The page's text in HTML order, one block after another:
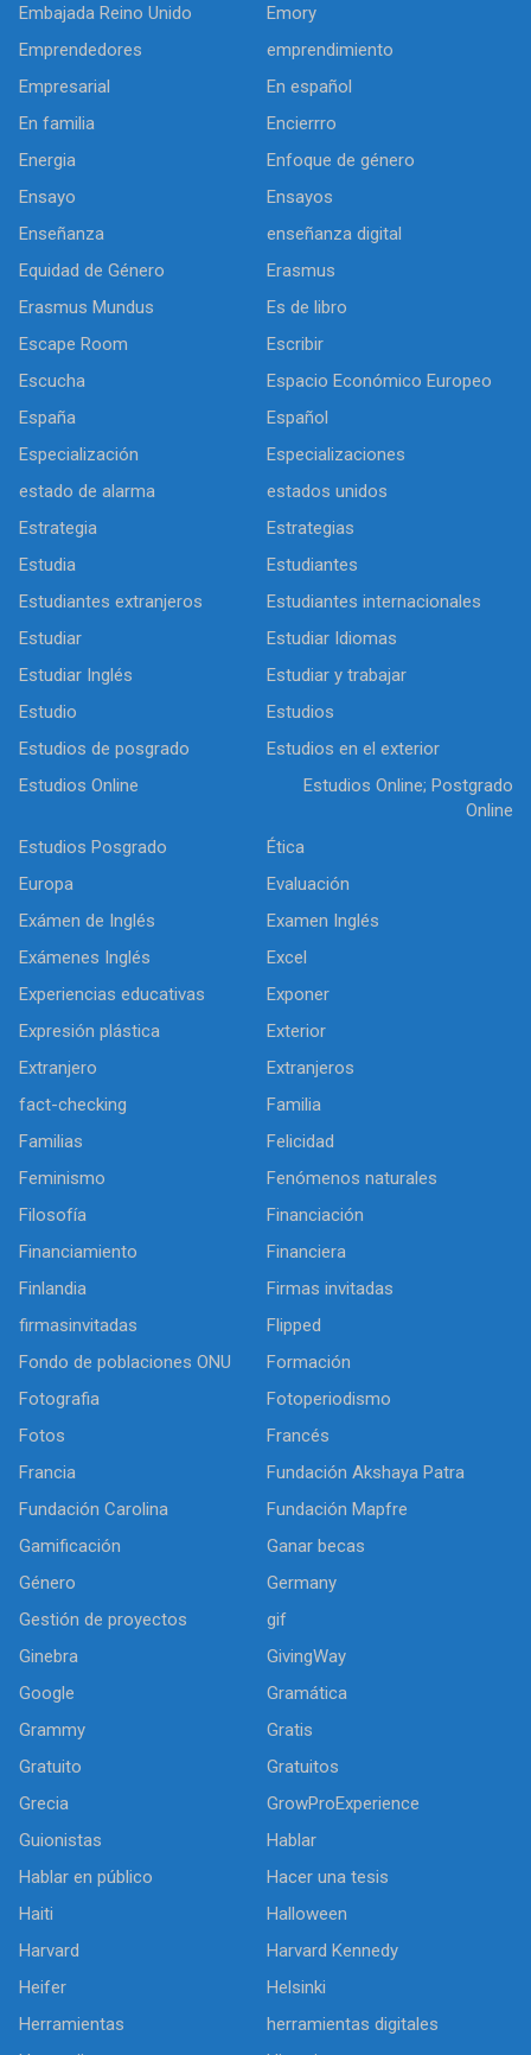
Embajada Reino Unido
Emory
Emprendedores
emprendimiento
Empresarial
En español
En familia
Encierrro
Energia
Enfoque de género
Ensayo
Ensayos
Enseñanza
enseñanza digital
Equidad de Género
Erasmus
Erasmus Mundus
Es de libro
Escape Room
Escribir
Escucha
Espacio Económico Europeo
España
Español
Especialización
Especializaciones
estado de alarma
estados unidos
Estrategia
Estrategias
Estudia
Estudiantes
Estudiantes extranjeros
Estudiantes internacionales
Estudiar
Estudiar Idiomas
Estudiar Inglés
Estudiar y trabajar
Estudio
Estudios
Estudios de posgrado
Estudios en el exterior
Estudios Online
Estudios Online; Postgrado
Online
Estudios Posgrado
Ética
Europa
Evaluación
Exámen de Inglés
Examen Inglés
Exámenes Inglés
Excel
Experiencias educativas
Exponer
Expresión plástica
Exterior
Extranjero
Extranjeros
fact-checking
Familia
Familias
Felicidad
Feminismo
Fenómenos naturales
Filosofía
Financiación
Financiamiento
Financiera
Finlandia
Firmas invitadas
firmasinvitadas
Flipped
Fondo de poblaciones ONU
Formación
Fotografia
Fotoperiodismo
Fotos
Francés
Francia
Fundación Akshaya Patra
Fundación Carolina
Fundación Mapfre
Gamificación
Ganar becas
Género
Germany
Gestión de proyectos
gif
Ginebra
GivingWay
Google
Gramática
Grammy
Gratis
Gratuito
Gratuitos
Grecia
GrowProExperience
Guionistas
Hablar
Hablar en público
Hacer una tesis
Haiti
Halloween
Harvard
Harvard Kennedy
Heifer
Helsinki
Herramientas
herramientas digitales